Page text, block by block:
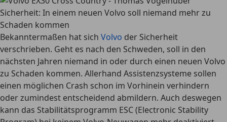
Sicherheit: In einem neuen Volvo soll niemand mehr zu
Schaden kommen
Bekanntermaßen hat sich Volvo der Sicherheit
verschrieben. Geht es nach den Schweden, soll in den
nächsten Jahren niemand in oder durch einen neuen Volvo
zu Schaden kommen. Allerhand Assistenzsysteme sollen
einen möglichen Crash schon im Vorhinein verhindern
oder zumindest entscheidend abmildern. Auch deswegen
kann das Stabilitätsprogramm ESC (Electronic Stability